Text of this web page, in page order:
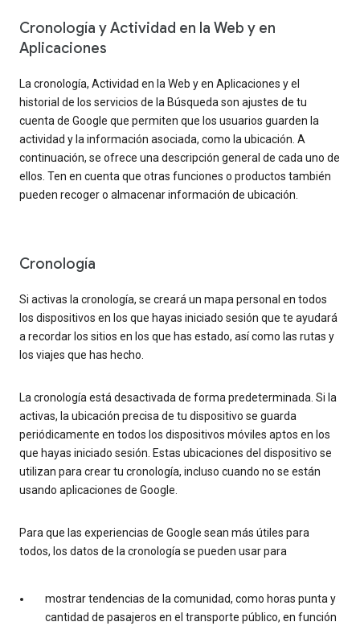
Cronología y Actividad en la Web y en
Aplicaciones
La cronología, Actividad en la Web y en Aplicaciones y el
historial de los servicios de la Búsqueda son ajustes de tu
cuenta de Google que permiten que los usuarios guarden la
actividad y la información asociada, como la ubicación. A
continuación, se ofrece una descripción general de cada uno de
ellos. Ten en cuenta que otras funciones o productos también
pueden recoger o almacenar información de ubicación.
Cronología
Si activas la cronología, se creará un mapa personal en todos
los dispositivos en los que hayas iniciado sesión que te ayudará
a recordar los sitios en los que has estado, así como las rutas y
los viajes que has hecho.
La cronología está desactivada de forma predeterminada. Si la
activas, la ubicación precisa de tu dispositivo se guarda
periódicamente en todos los dispositivos móviles aptos en los
que hayas iniciado sesión. Estas ubicaciones del dispositivo se
utilizan para crear tu cronología, incluso cuando no se están
usando aplicaciones de Google.
Para que las experiencias de Google sean más útiles para
todos, los datos de la cronología se pueden usar para
mostrar tendencias de la comunidad, como horas punta y
cantidad de pasajeros en el transporte público, en función